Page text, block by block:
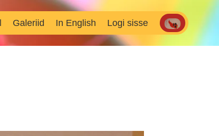
Galeriid In English Logi sisse